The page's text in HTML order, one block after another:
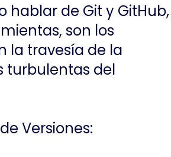
hablar de Git y GitHub,
son los
la travesía de la
turbulentas del
Versiones: